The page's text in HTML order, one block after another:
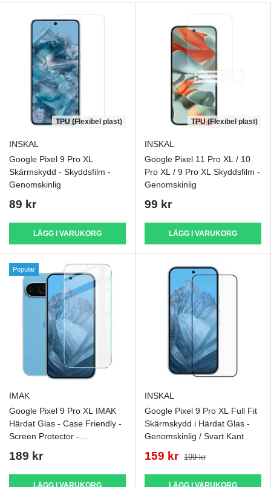
TPU (Flexibel plast)
INSKAL
Google Pixel 9 Pro XL
Skärmskydd - Skyddsfilm -
Genomskinlig
89 kr
LÄGG I VARUKORG
TPU (Flexibel plast)
INSKAL
Google Pixel 11 Pro XL / 10
Pro XL / 9 Pro XL Skyddsfilm -
Genomskinlig
99 kr
LÄGG I VARUKORG
Popular
IMAK
Google Pixel 9 Pro XL IMAK
Härdat Glas - Case Friendly -
Screen Protector -
Transparent
189 kr
INSKAL
Google Pixel 9 Pro XL Full Fit
Skärmskydd i Härdat Glas -
Genomskinlig / Svart Kant
159 kr 199 kr